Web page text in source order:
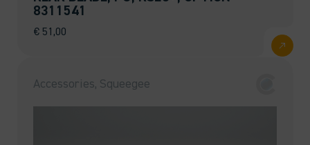
8311541
€ 51,00
Accessories, Squeegee